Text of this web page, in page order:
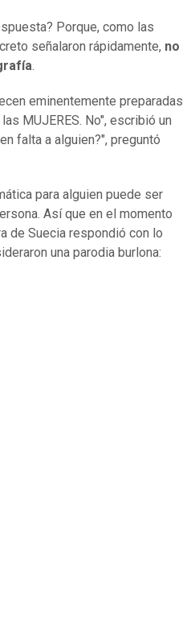
Porque, como las
señalaron rápidamente, no
eminentemente preparadas
MUJERES. No", escribió un
falta a alguien?", preguntó
para alguien puede ser
Así que en el momento
de Suecia respondió con lo
una parodia burlona: